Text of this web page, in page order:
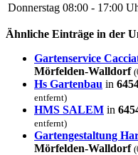
Donnerstag 08:00 - 17:00
Ähnliche Einträge in der
Gartenservice
Mörfelden-Walldorf
Hs Gartenbau in
entfernt)
HMS SALEM in
entfernt)
Gartengestaltung
Mörfelden-Walldorf